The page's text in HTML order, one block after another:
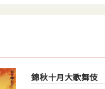
錦秋十月大歌舞伎